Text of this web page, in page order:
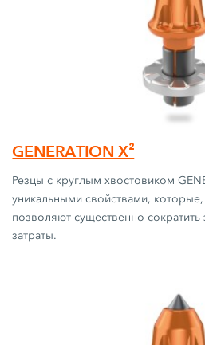
GENERATION X²
Резцы с круглым хвостовиком
уникальными свойствами,
позволяют существенно сократить
затраты.